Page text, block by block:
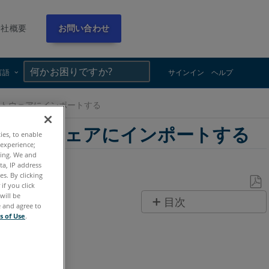
概要 お問い合わせ
語 サインイン ヘルプ
ウェアにインポートする
トウェアにインポートする
と
目次
to enable
We and
IP address
By clicking
if you click
be
and agree to
of Use.